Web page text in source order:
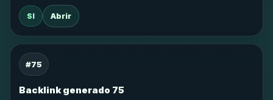
SI Abrir
#75
Backlink generado 75